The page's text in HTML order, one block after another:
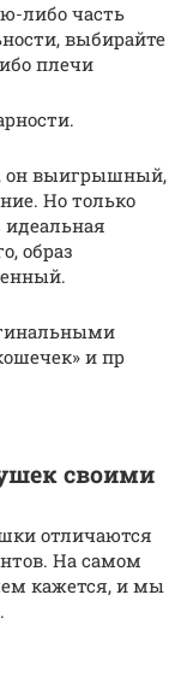
либо часть
выбирайте
плечи
он выигрышный,
Но только
идеальная
образ
и пр
своими
отличаются
На самом
кажется, и мы